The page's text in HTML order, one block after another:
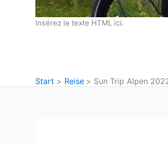
Insérez le texte HTML ici.
Start Reise Sun Trip Alpen